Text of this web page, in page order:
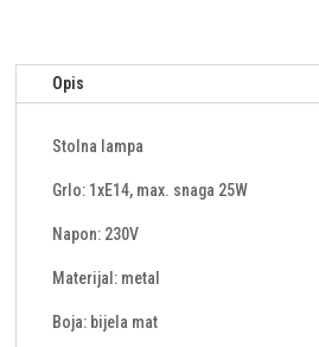
Opis
Stolna lampa
Grlo: 1xE14, max. snaga 25W
Napon: 230V
Materijal: metal
Boja: bijela mat